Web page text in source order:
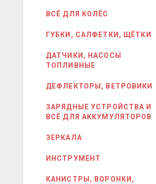
ВСЁ ДЛЯ КОЛЁС
ГУБКИ, САЛФЕТКИ, ЩЁТКИ
ДАТЧИКИ, НАСОСЫ
ТОПЛИВНЫЕ
ДЕФЛЕКТОРЫ, ВЕТРОВИКИ
ЗАРЯДНЫЕ УСТРОЙСТВА И
ВСЁ ДЛЯ АККУМУЛЯТОРОВ
ЗЕРКАЛА
ИНСТРУМЕНТ
КАНИСТРЫ, ВОРОНКИ,